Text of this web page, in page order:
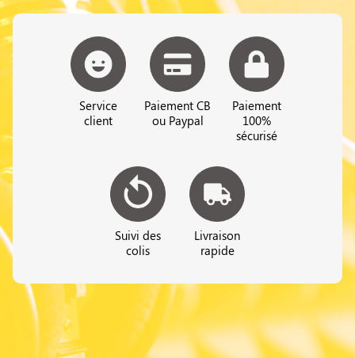
Service
client
Paiement CB
ou Paypal
Paiement
100%
sécurisé
Suivi des
colis
Livraison
rapide